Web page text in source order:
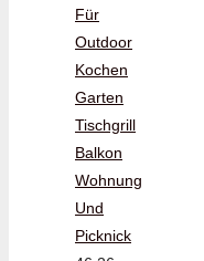
Für
Outdoor
Kochen
Garten
Tischgrill
Balkon
Wohnung
Und
Picknick